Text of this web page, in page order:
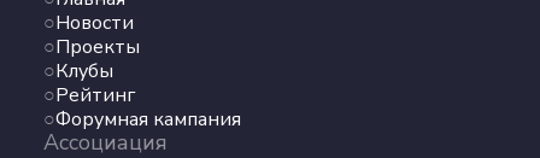
Новости
Проекты
Клубы
Рейтинг
Форумная кампания
Ассоциация
Клубы
Рейтинг
Форумная кампания